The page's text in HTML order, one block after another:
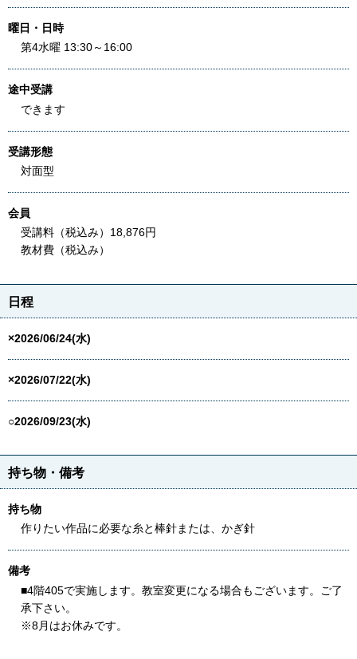
曜日・日時
第4水曜 13:30～16:00
途中受講
できます
受講形態
対面型
会員
受講料（税込み）18,876円
教材費（税込み）
日程
×2026/06/24(水)
×2026/07/22(水)
○2026/09/23(水)
持ち物・備考
持ち物
作りたい作品に必要な糸と棒針または、かぎ針
備考
■4階405で実施します。教室変更になる場合もございます。ご了
承下さい。
※8月はお休みです。